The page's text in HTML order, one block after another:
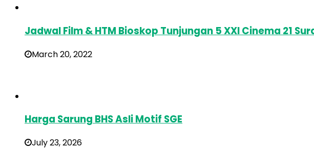
Jadwal Film & HTM Bioskop Tunjungan 5 XXI Cinema 21
March 20, 2022
Harga Sarung BHS Asli Motif SGE
July 23, 2026